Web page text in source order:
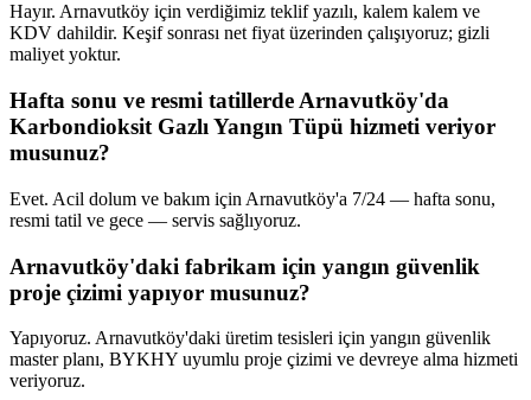
Hayır. Arnavutköy için verdiğimiz teklif yazılı, kalem kalem ve
KDV dahildir. Keşif sonrası net fiyat üzerinden çalışıyoruz; gizli
maliyet yoktur.
Hafta sonu ve resmi tatillerde Arnavutköy'da
Karbondioksit Gazlı Yangın Tüpü hizmeti veriyor
musunuz?
Evet. Acil dolum ve bakım için Arnavutköy'a 7/24 — hafta sonu,
resmi tatil ve gece — servis sağlıyoruz.
Arnavutköy'daki fabrikam için yangın güvenlik
proje çizimi yapıyor musunuz?
Yapıyoruz. Arnavutköy'daki üretim tesisleri için yangın güvenlik
master planı, BYKHY uyumlu proje çizimi ve devreye alma hizmeti
veriyoruz.